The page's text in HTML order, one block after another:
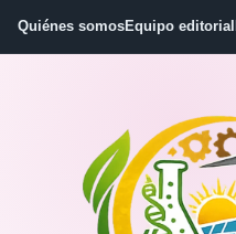
Quiénes somosEquipo editorial